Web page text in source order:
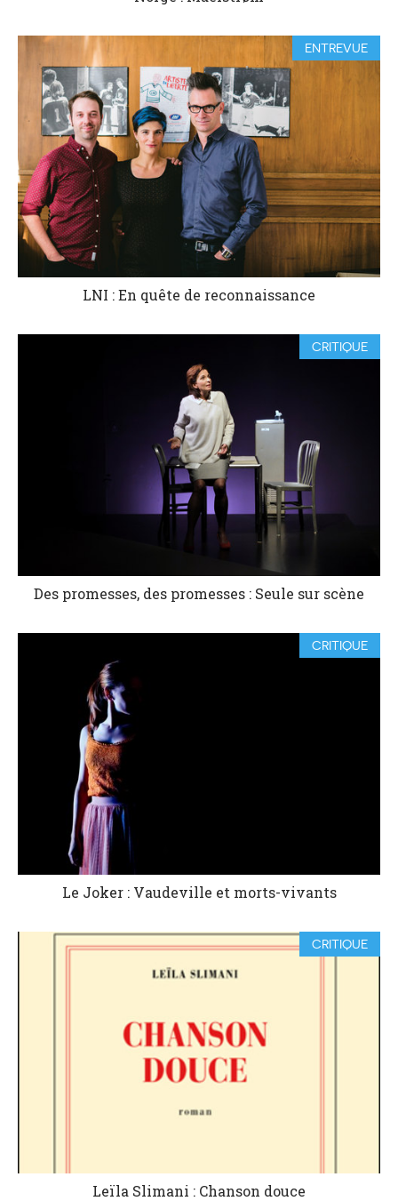
ENTREVUE
LNI : En quête de reconnaissance
CRITIQUE
Des promesses, des promesses : Seule sur scène
CRITIQUE
Le Joker : Vaudeville et morts-vivants
CRITIQUE
Leïla Slimani : Chanson douce